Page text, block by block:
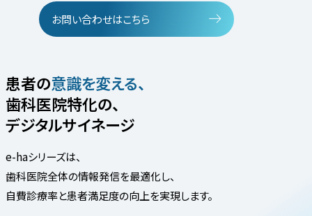
お問い合わせはこちら
患者の意識を変える、
歯科医院特化の、
デジタルサイネージ
e-haシリーズは、
歯科医院全体の情報発信を最適化し、
自費診療率と患者満足度の向上を実現します。